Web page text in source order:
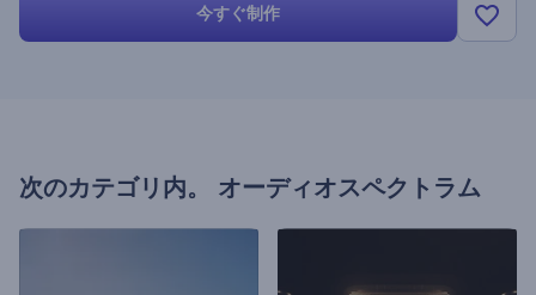
今すぐ制作
次のカテゴリ内。 オーディオスペクトラム